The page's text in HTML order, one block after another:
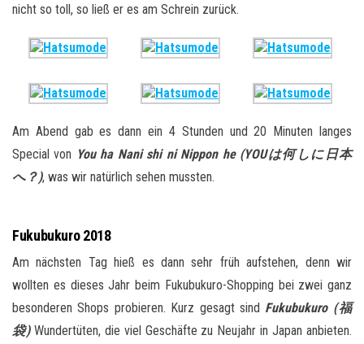
nicht so toll, so ließ er es am Schrein zurück.
Am Abend gab es dann ein 4 Stunden und 20 Minuten langes
Special von You ha Nani shi ni Nippon he (YOUは何しに日本
へ？), was wir natürlich sehen mussten.
Fukubukuro 2018
Am nächsten Tag hieß es dann sehr früh aufstehen, denn wir
wollten es dieses Jahr beim Fukubukuro-Shopping bei zwei ganz
besonderen Shops probieren. Kurz gesagt sind Fukubukuro (福
袋)Wundertüten, die viel Geschäfte zu Neujahr in Japan anbieten.